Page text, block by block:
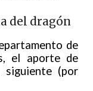
del dragón
de
el aporte de
siguiente (por